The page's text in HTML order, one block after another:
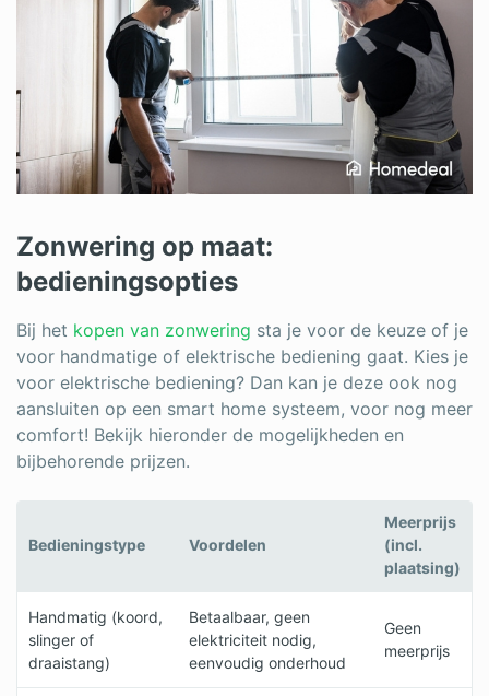
Zonwering op maat:
bedieningsopties
Bij het kopen van zonwering sta je voor de keuze of je
voor handmatige of elektrische bediening gaat. Kies je
voor elektrische bediening? Dan kan je deze ook nog
aansluiten op een smart home systeem, voor nog meer
comfort! Bekijk hieronder de mogelijkheden en
bijbehorende prijzen.
Bedieningstype Voordelen
Meerprijs
(incl.
plaatsing)
Handmatig (koord,
slinger of
draaistang)
Betaalbaar, geen
elektriciteit nodig,
eenvoudig onderhoud
Geen
meerprijs